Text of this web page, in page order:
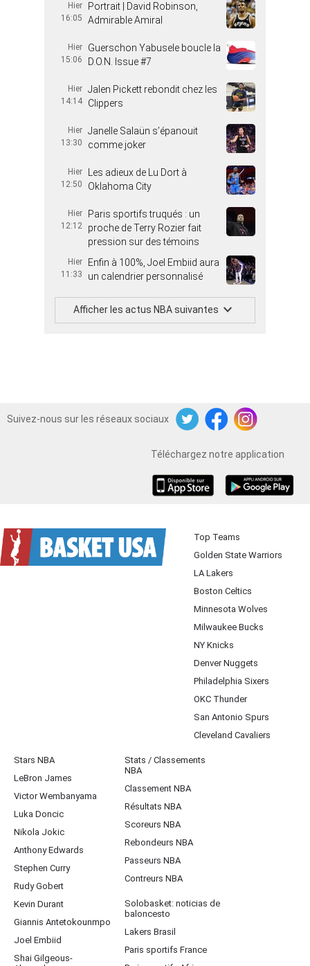
Hier
16:05
Portrait | David Robinson,
Admirable Amiral
Hier
15:06
Guerschon Yabusele boucle la
D.O.N. Issue #7
Hier
14:14
Jalen Pickett rebondit chez les
Clippers
Hier
13:30
Janelle Salaün s’épanouit
comme joker
Hier
12:50
Les adieux de Lu Dort à
Oklahoma City
Hier
12:12
Paris sportifs truqués : un
proche de Terry Rozier fait
pression sur des témoins
Hier
11:33
Enfin à 100%, Joel Embiid aura
un calendrier personnalisé
Afficher les actus NBA suivantes
Suivez-nous sur les réseaux sociaux
TwitterFacebookInstagram
Téléchargez notre application
Top Teams
Golden State Warriors
LA Lakers
Boston Celtics
Minnesota Wolves
Milwaukee Bucks
NY Knicks
Denver Nuggets
Philadelphia Sixers
OKC Thunder
San Antonio Spurs
Cleveland Cavaliers
Stars NBA
LeBron James
Victor Wembanyama
Luka Doncic
Nikola Jokic
Anthony Edwards
Stephen Curry
Rudy Gobert
Kevin Durant
Giannis Antetokounmpo
Joel Embiid
Shai Gilgeous-
Stats / Classements
NBA
Classement NBA
Résultats NBA
Scoreurs NBA
Rebondeurs NBA
Passeurs NBA
Contreurs NBA
Solobasket: noticias de
baloncesto
Lakers Brasil
Paris sportifs France